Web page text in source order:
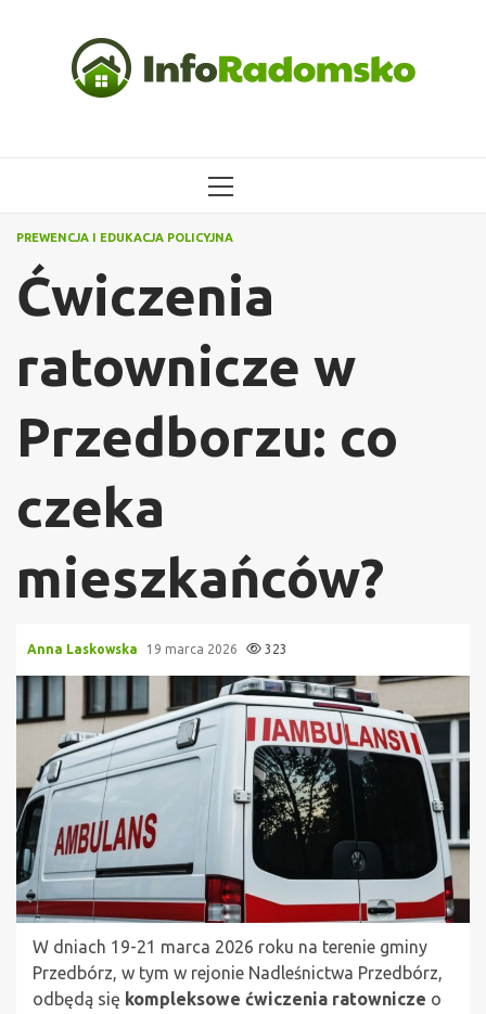
MENU
PREWENCJA I EDUKACJA POLICYJNA
Ćwiczenia
ratownicze w
Przedborzu: co
czeka
mieszkańców?
Anna Laskowska 19 marca 2026 323
W dniach 19-21 marca 2026 roku na terenie gminy
Przedbórz, w tym w rejonie Nadleśnictwa Przedbórz,
odbędą się kompleksowe ćwiczenia ratownicze o